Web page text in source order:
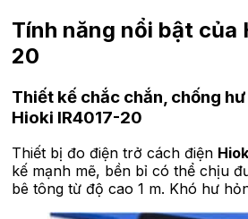
Tính năng nổi bật của
20
Thiết kế chắc chắn, chống
Hioki IR4017-20
Thiết bị đo điện trở cách điện
kế mạnh mẽ, bền bỉ có thể chịu
bê tông từ độ cao 1 m. Khó hư